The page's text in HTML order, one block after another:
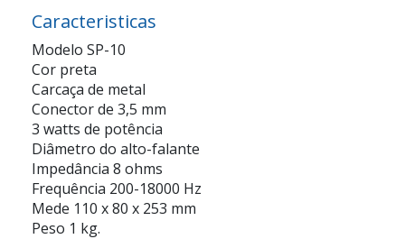
Caracteristicas
Modelo SP-10
Cor preta
Carcaça de metal
Conector de 3,5 mm
3 watts de potência
Diâmetro do alto-falante
Impedância 8 ohms
Frequência 200-18000 Hz
Mede 110 x 80 x 253 mm
Peso 1 kg.